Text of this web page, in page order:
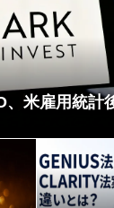
、米雇用統